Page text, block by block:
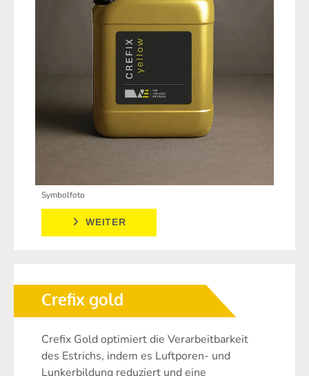
Symbolfoto
WEITER
Crefix gold
Crefix Gold optimiert die Verarbeitbarkeit
des Estrichs, indem es Luftporen- und
Lunkerbildung reduziert und eine